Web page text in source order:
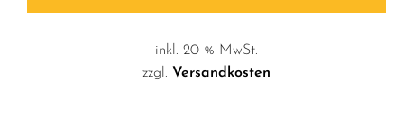
inkl. 20 % MwSt.
zzgl. Versandkosten